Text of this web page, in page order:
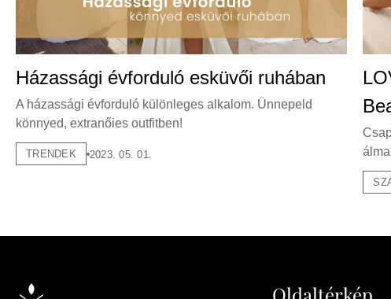
Házassági évforduló esküvői ruhában
A házassági évforduló különleges alkalom. Ünnepeld
könnyed, extranőies outfitben!
TRENDEK 2023. 05. 01.